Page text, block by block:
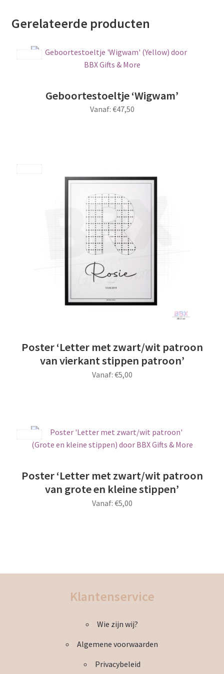
Gerelateerde producten
Geboortestoeltje ‘Wigwam’
Vanaf: €47,50
variaties.
Deze
optie
kan
gekozen
worden
op
de
productpagina
Poster ‘Letter met zwart/wit patroon
van vierkant stippen patroon’
Vanaf: €5,00
meerdere
variaties.
kan
gekozen
worden
Poster ‘Letter met zwart/wit patroon
van grote en kleine stippen’
Vanaf: €5,00
variaties.
optie
gekozen
op
de
Klantenservice
Wie zijn wij?
Algemene voorwaarden
Privacybeleid